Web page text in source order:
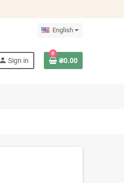
English
person Sign in
0
₴0.00